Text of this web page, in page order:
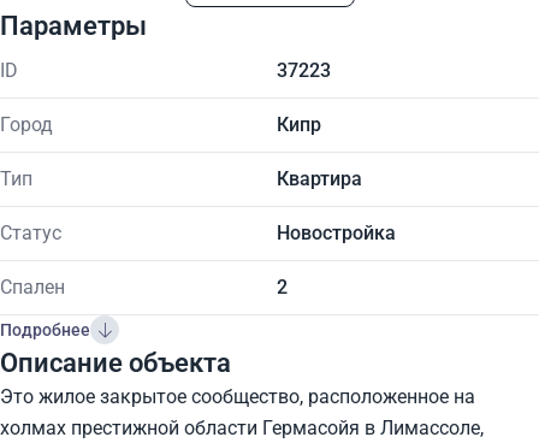
Параметры
ID 37223
Город Кипр
Тип Квартира
Статус Новостройка
Спален 2
Подробнее
Описание объекта
Это жилое закрытое сообщество, расположенное на
холмах престижной области Гермасойя в Лимассоле,